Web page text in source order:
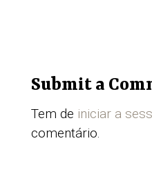
Submit a
Tem de iniciar a
comentário.